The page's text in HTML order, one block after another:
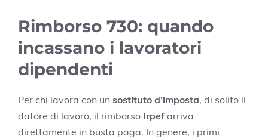
Rimborso 730: quando
incassano i lavoratori
dipendenti
Per chi lavora con un sostituto d’imposta, di solito il
datore di lavoro, il rimborso Irpef arriva
direttamente in busta paga. In genere, i primi